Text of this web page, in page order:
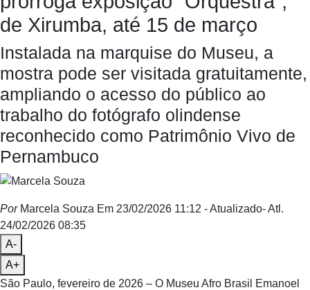
de Xirumba, até 15 de março
Instalada na marquise do Museu, a
mostra pode ser visitada gratuitamente,
ampliando o acesso do público ao
trabalho do fotógrafo olindense
reconhecido como Patrimônio Vivo de
Pernambuco
PorMarcela Souza Em 23/02/2026 11:12 - Atualizado- Atl.
24/02/2026 08:35
A-
A+
São Paulo, fevereiro de 2026 – O Museu Afro Brasil Emanoel